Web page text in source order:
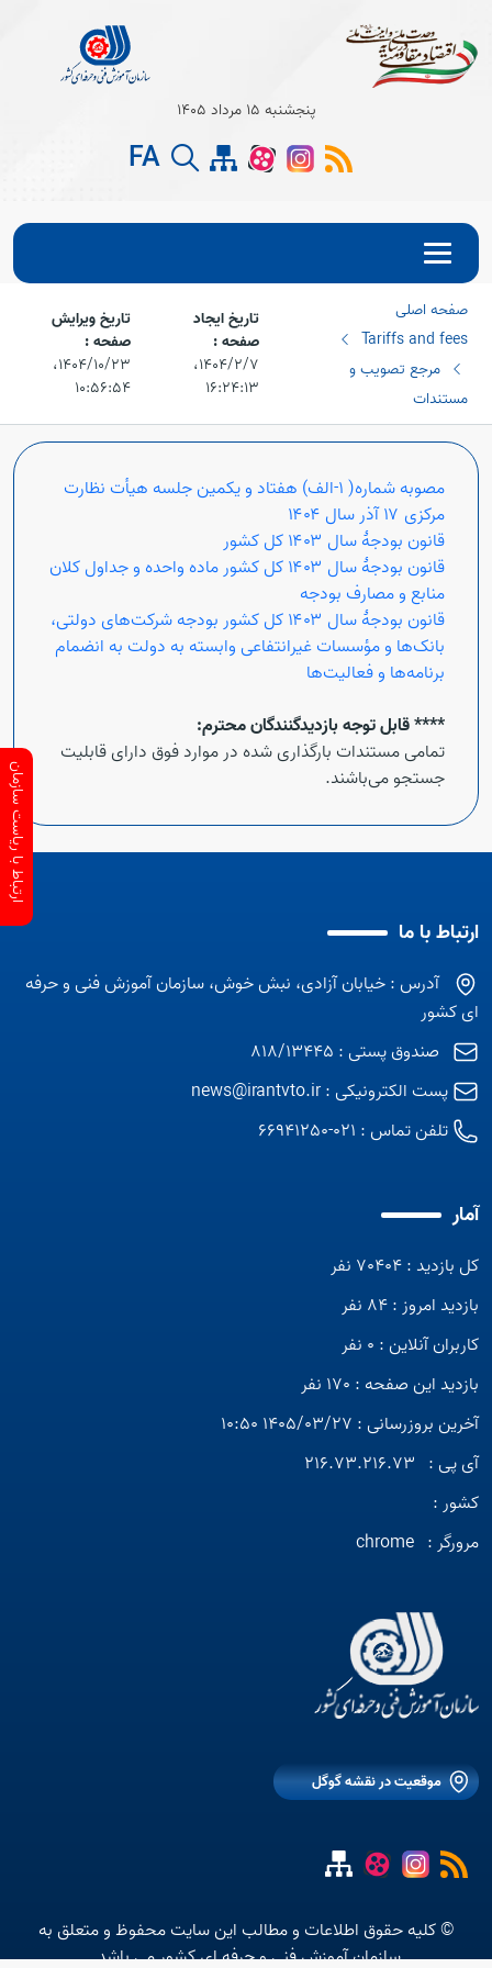
پنجشنبه 15 مرداد 1405
FA
صفحه اصلی
Tariffs and fees
مرجع تصویب و
مستندات
تاریخ ایجاد
صفحه :
۱۴۰۴/۲/۷،‏
۱۶:۲۴:۱۳
تاریخ ویرایش
صفحه :
۱۴۰۴/۱۰/۲۳،‏
۱۰:۵۶:۵۴
مصوبه شماره( 1-الف) هفتاد و یکمین جلسه هیأت نظارت
مرکزی ۱۷ آذر سال ۱۴۰۴
قانون بودجۀ سال ۱۴۰۳ کل کشور
قانون بودجۀ سال ۱۴۰۳ کل کشور ماده واحده و جداول کلان
منابع و مصارف بودجه
قانون بودجۀ سال ۱۴۰۳ کل کشور بودجه شرکت‌های دولتی،
بانک‌ها و مؤسسات غیرانتفاعی وابسته به دولت به انضمام
برنامه‌ها و فعالیت‌ها
**** قابل توجه بازدیدگنندگان محترم:
تمامی مستندات بارگذاری شده در موارد فوق دارای قابلیت
جستجو می‌باشند.
ارتباط با ما
آدرس : خیابان آزادی، نبش خوش، سازمان آموزش فنی و حرفه
ای کشور
صندوق پستی : 818/13445
پست الکترونیکی :news@irantvto.ir
تلفن تماس : 021-66941250
آمار
کل بازدید : 70404 نفر
بازدید امروز : 84 نفر
کاربران آنلاین : 0 نفر
بازدید این صفحه : 170 نفر
آخرین بروزرسانی : 1405/03/27 10:50
آی پی : 216.73.216.73
کشور :
مرورگر : chrome
موقعیت در نقشه گوگل
© کلیه حقوق اطلاعات و مطالب این سایت محفوظ و متعلق به
سازمان آموزش فنی و حرفه ای کشور می باشد.
ارتباط با ریاست سازمان